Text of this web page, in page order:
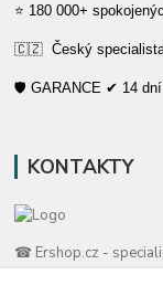
⭐ 180 000+
🇨🇿 Český specialista
🛡️ GARANCE ✔ 14 dní
KONTAKTY
☎ Ershop.cz -